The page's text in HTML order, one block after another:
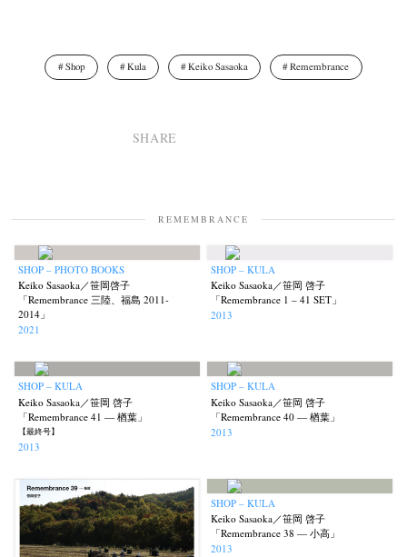
Shop Kula Keiko Sasaoka Remembrance
SHARE
REMEMBRANCE
SHOP – PHOTO BOOKS
Keiko Sasaoka／笹岡啓子
「Remembrance 三陸、福島 2011-
2014」
2021
SHOP – KULA
Keiko Sasaoka／笹岡 啓子
「Remembrance 1 – 41 SET」
2013
SHOP – KULA
Keiko Sasaoka／笹岡 啓子
「Remembrance 41 — 楢葉」
【最終号】
2013
SHOP – KULA
Keiko Sasaoka／笹岡 啓子
「Remembrance 40 — 楢葉」
2013
SHOP – KULA
Keiko Sasaoka／笹岡 啓子
「Remembrance 38 — 小高」
2013